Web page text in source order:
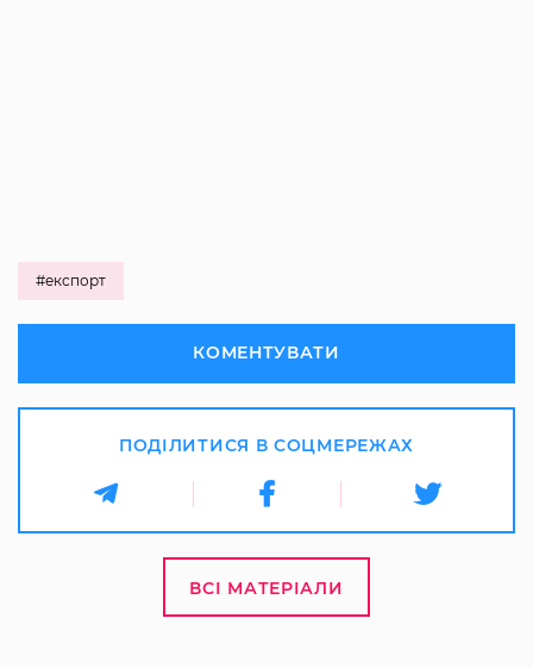
#експорт
КОМЕНТУВАТИ
ПОДІЛИТИСЯ В СОЦМЕРЕЖАХ
ВСІ МАТЕРІАЛИ